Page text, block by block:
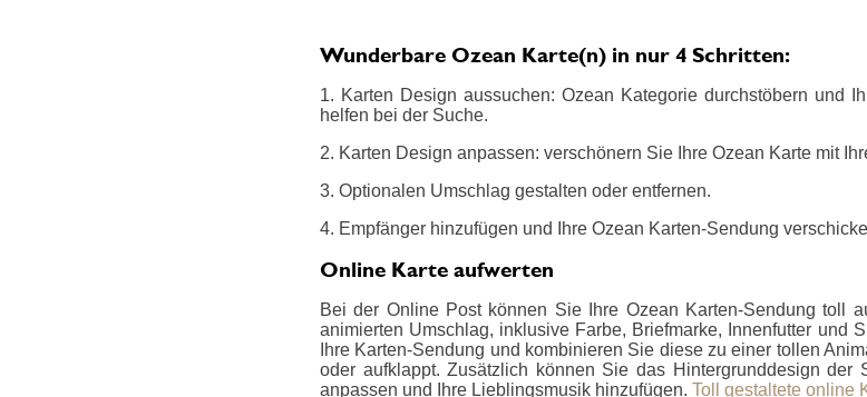
Wunderbare Ozean Karte(n) in nur 4 Schritten:
1. Karten Design aussuchen: Ozean Kategorie durchstöbern und
helfen bei der Suche.
2. Karten Design anpassen: verschönern Sie Ihre Ozean Karte mit
3. Optionalen Umschlag gestalten oder entfernen.
4. Empfänger hinzufügen und Ihre Ozean Karten-Sendung
Online Karte aufwerten
Bei der Online Post können Sie Ihre Ozean Karten-Sendung toll
animierten Umschlag, inklusive Farbe, Briefmarke, Innenfutter und
Ihre Karten-Sendung und kombinieren Sie diese zu einer tollen
oder aufklappt. Zusätzlich können Sie das Hintergrunddesign der
anpassen und Ihre Lieblingsmusik hinzufügen. Toll gestaltete online